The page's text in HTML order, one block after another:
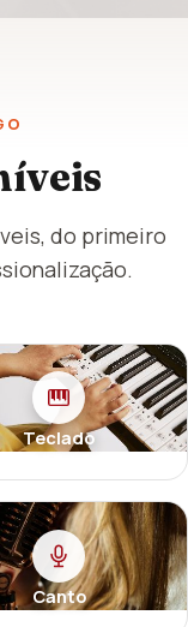
do primeiro
Teclado
Canto